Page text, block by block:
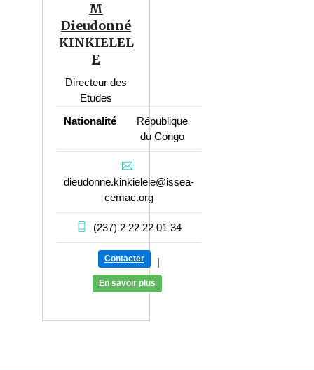
M
Dieudonné
KINKIELEL
E
Directeur des
Etudes
Nationalité
République
du Congo
dieudonne.kinkielele@issea-
cemac.org
(237) 2 22 22 01 34
Contacter |
En savoir plus